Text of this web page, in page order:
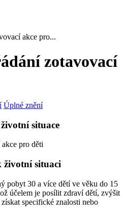
akce pro...
zotavovací
Úplné znění
situace
pro děti
situaci
pobyt 30 a více dětí ve věku do 15
účelem je posílit zdraví dětí, zvýšit
specifické znalosti nebo